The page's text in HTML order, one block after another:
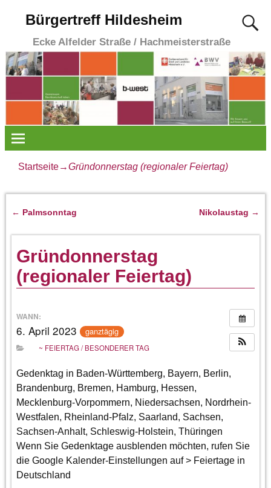
Bürgertreff Hildesheim
Ecke Alfelder Straße / Hachmeisterstraße
Startseite→Gründonnerstag (regionaler Feiertag)
← Palmsonntag Nikolaustag →
Gründonnerstag
(regionaler Feiertag)
WANN:
6. April 2023 ganztägig
~ FEIERTAG / BESONDERER TAG
Gedenktag in Baden-Württemberg, Bayern, Berlin,
Brandenburg, Bremen, Hamburg, Hessen,
Mecklenburg-Vorpommern, Niedersachsen, Nordrhein-
Westfalen, Rheinland-Pfalz, Saarland, Sachsen,
Sachsen-Anhalt, Schleswig-Holstein, Thüringen
Wenn Sie Gedenktage ausblenden möchten, rufen Sie
die Google Kalender-Einstellungen auf > Feiertage in
Deutschland